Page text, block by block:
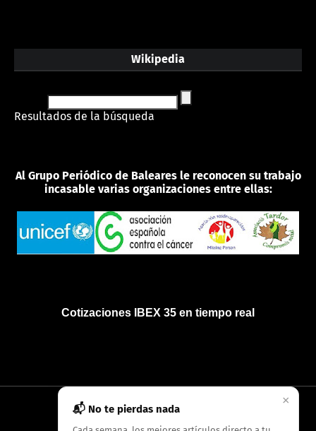
Wikipedia
Resultados de la búsqueda
Al Grupo Periódico de Baleares le reconocen su trabajo
incasable varias organizaciones entre ellas:
Cotizaciones IBEX 35 en tiempo real
INICIO QUIÉNES SOMOS POLÍTICA DE PRIVACIDAD
×
📬 No te pierdas nada